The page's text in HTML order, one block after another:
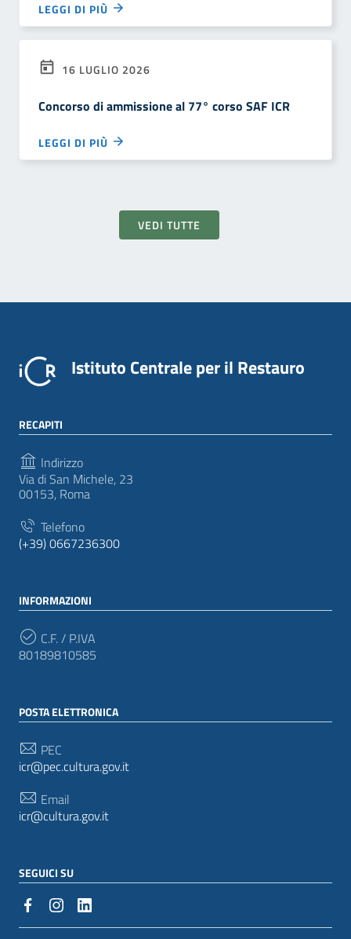
LEGGI DI PIÙ
16 LUGLIO 2026
Concorso di ammissione al 77° corso SAF ICR
LEGGI DI PIÙ
VEDI TUTTE
Istituto Centrale per il Restauro
RECAPITI
Indirizzo
Via di San Michele, 23
00153, Roma
Telefono
(+39) 0667236300
INFORMAZIONI
C.F. / P.IVA
80189810585
POSTA ELETTRONICA
PEC
icr@pec.cultura.gov.it
Email
icr@cultura.gov.it
SEGUICI SU